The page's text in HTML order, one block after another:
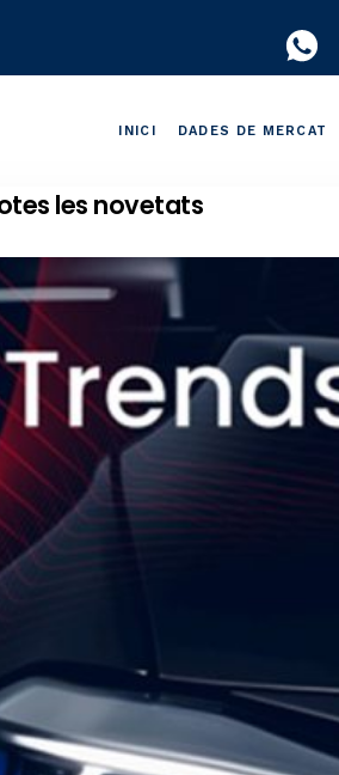
INICI DADES DE MERCAT
les novetats